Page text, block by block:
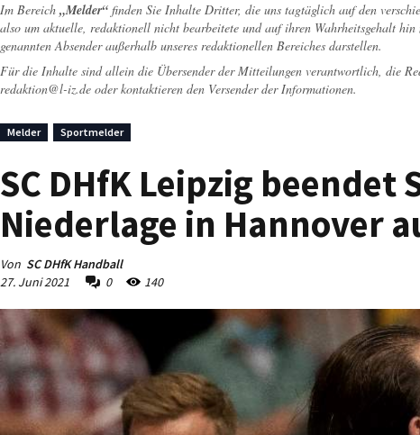
Im Bereich „Melder“ finden Sie Inhalte Dritter, die uns tagtäglich auf den
also um aktuelle, redaktionell nicht bearbeitete und auf ihren Wahrheitsgehalt
genannten Absender außerhalb unseres redaktionellen Bereiches darstellen.
Für die Inhalte sind allein die Übersender der Mitteilungen verantwortlich, die
redaktion@l-iz.de oder kontaktieren den Versender der Informationen.
Melder Sportmelder
SC DHfK Leipzig
Niederlage in Hannover
Von SC DHfK Handball
27. Juni 2021
0 140